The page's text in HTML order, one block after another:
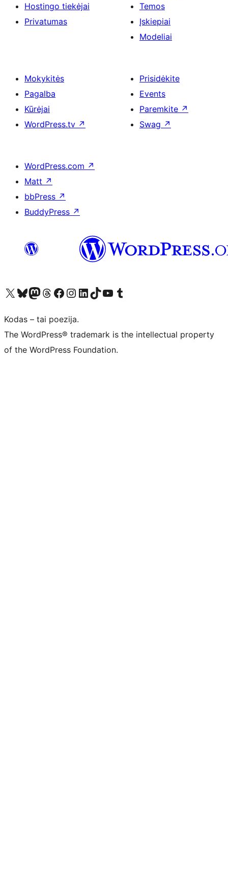
Hostingo tiekėjai
Privatumas
Temos
Įskiepiai
Modeliai
Mokykitės
Pagalba
Kūrėjai
WordPress.tv ↗
Prisidėkite
Events
Paremkite ↗
Swag ↗
WordPress.com ↗
Matt ↗
bbPress ↗
BuddyPress ↗
Visit our X (formerly Twitter) account
Apsilankykite mūsų Bluesky paskyroje
Visit our Mastodon account
Apsilankykite mūsų Threads paskyroje
Visit our Facebook page
Visit our Instagram account
Visit our LinkedIn account
Apsilankykite mūsų TikTok paskyroje
Visit our YouTube channel
Apsilankykite mūsų Tumblr paskyroje
Kodas – tai poezija.
The WordPress® trademark is the intellectual property
of the WordPress Foundation.